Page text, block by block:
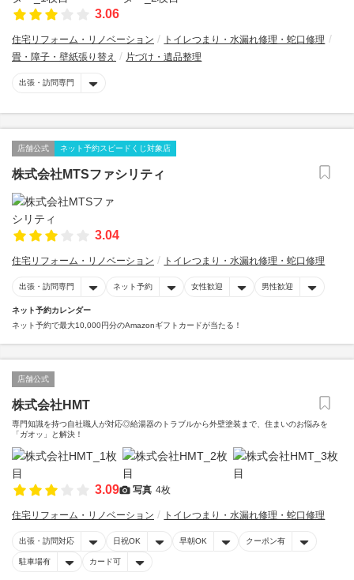
3.06
住宅リフォーム・リノベーション
トイレつまり・水漏れ修理・蛇口修理
畳・障子・壁紙張り替え
片づけ・遺品整理
出張・訪問専門
店舗公式 ネット予約スピードくじ対象店
株式会社MTSファシリティ
3.04
住宅リフォーム・リノベーション トイレつまり・水漏れ修理・蛇口修理
出張・訪問専門 ネット予約 女性歓迎 男性歓迎
ネット予約カレンダー
ネット予約で最大10,000円分のAmazonギフトカードが当たる！
店舗公式
株式会社HMT
専門知識を持つ自社職人が対応◎給湯器のトラブルから外壁塗装まで、住まいのお悩みを
「ガオッ」と解決！
3.09 写真 4枚
住宅リフォーム・リノベーション トイレつまり・水漏れ修理・蛇口修理
出張・訪問対応 日祝OK 早朝OK クーポン有
駐車場有 カード可